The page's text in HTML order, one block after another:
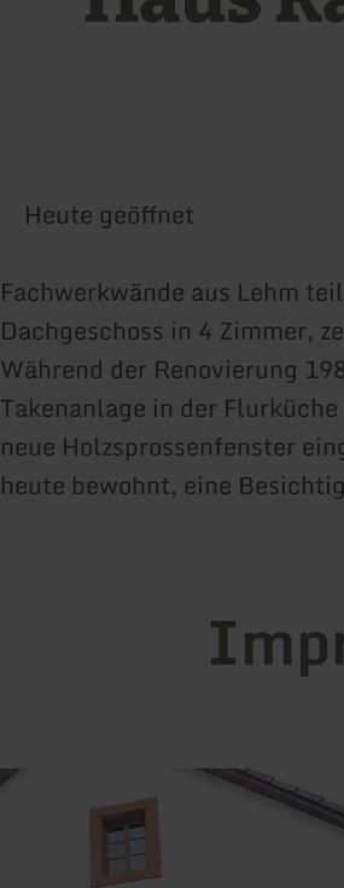
Heute geöffnet
Fachwerkwände aus Lehm
Dachgeschoss in 4 Zimmer,
Während der Renovierung
Takenanlage in der
neue Holzsprossenfenster
heute bewohnt, eine